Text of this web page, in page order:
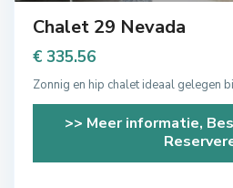
Chalet 29 Nevada
€ 335.56
Zonnig en hip chalet ideaal gelegen
>> Meer informatie,